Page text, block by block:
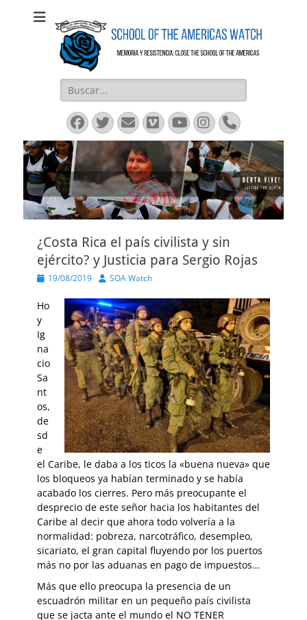
SOAW
SOAW
Buscar:
Facebook
Twitter
EmailVimeoYouTube
Instagram
Phone
¿Costa Rica el país civilista y sin
ejército? y Justicia para Sergio Rojas
Publicado
19/08/2019 AutorSOA Watch
Ho
y
Ig
na
cio
Sa
nt
os,
de
sd
e
el Caribe, le daba a los ticos la «buena nueva» que
los bloqueos ya habían terminado y se había
acabado los cierres. Pero más preocupante el
desprecio de este señor hacia los habitantes del
Caribe al decir que ahora todo volvería a la
normalidad: pobreza, narcotráfico, desempleo,
sicariato, el gran capital fluyendo por los puertos
más no por las aduanas en pago de impuestos…
Más que ello preocupa la presencia de un
escuadrón militar en un pequeño país civilista
que se jacta ante el mundo el NO TENER